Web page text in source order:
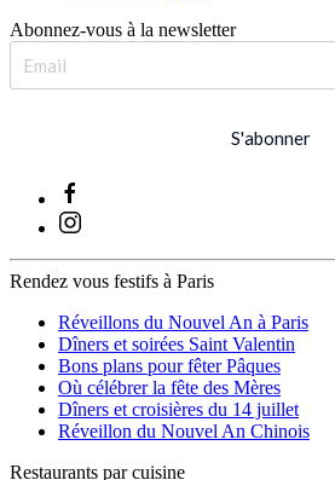
Abonnez-vous à la newsletter
S'abonner
Rendez vous festifs à Paris
Réveillons du Nouvel An à Paris
Dîners et soirées Saint Valentin
Bons plans pour fêter Pâques
Où célébrer la fête des Mères
Dîners et croisières du 14 juillet
Réveillon du Nouvel An Chinois
Restaurants par cuisine